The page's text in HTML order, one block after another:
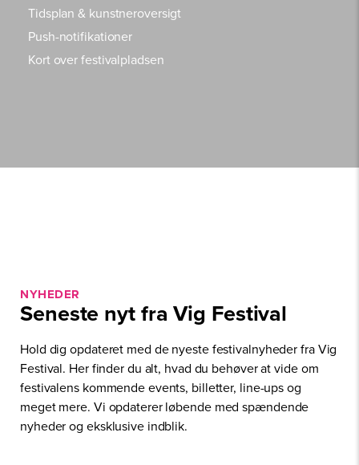
Tidsplan & kunstneroversigt
Push-notifikationer
Kort over festivalpladsen
NYHEDER
Seneste nyt fra Vig Festival
Hold dig opdateret med de nyeste festivalnyheder fra Vig
Festival. Her finder du alt, hvad du behøver at vide om
festivalens kommende events, billetter, line-ups og
meget mere. Vi opdaterer løbende med spændende
nyheder og eksklusive indblik.